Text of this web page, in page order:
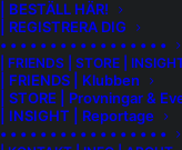
| BESTÄLL HÄR!
| REGISTRERA DIG
• • • • • • • • • • • • • • • • •
| FRIENDS | STORE |
| FRIENDS | Klubben
| STORE | Provningar &
| INSIGHT | Reportage
• • • • • • • • • • • • • • • • •
| WEIL AM
Druvorna till detta
sydligaste delarna
både Frankrike och
formas klimatet av